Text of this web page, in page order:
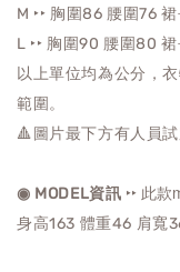
M ‣‣ 胸圍86 腰圍76裙
L ‣‣ 胸圍90 腰圍80裙
以上單位均為公分，
範圍。
🔺圖片最下方有人員
◉ MODEL資訊 ‣‣ 此
身高163 體重46 肩寬